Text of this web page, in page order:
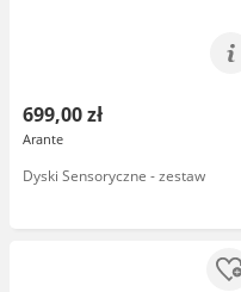
699,00 zł
Arante
Dyski Sensoryczne - zestaw